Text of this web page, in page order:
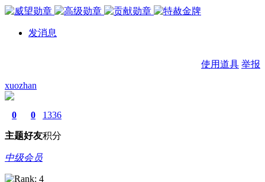
发消息
使用道具 举报
xuozhan
0
主题
0
好友
1336
积分
中级会员